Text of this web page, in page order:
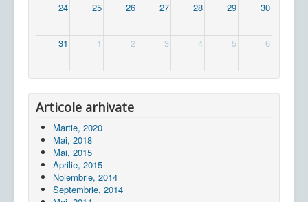
24 25 26 27 28 29 30
31 1 2 3 4 5 6
Articole arhivate
Martie, 2020
Mai, 2018
Mai, 2015
Aprilie, 2015
Noiembrie, 2014
Septembrie, 2014